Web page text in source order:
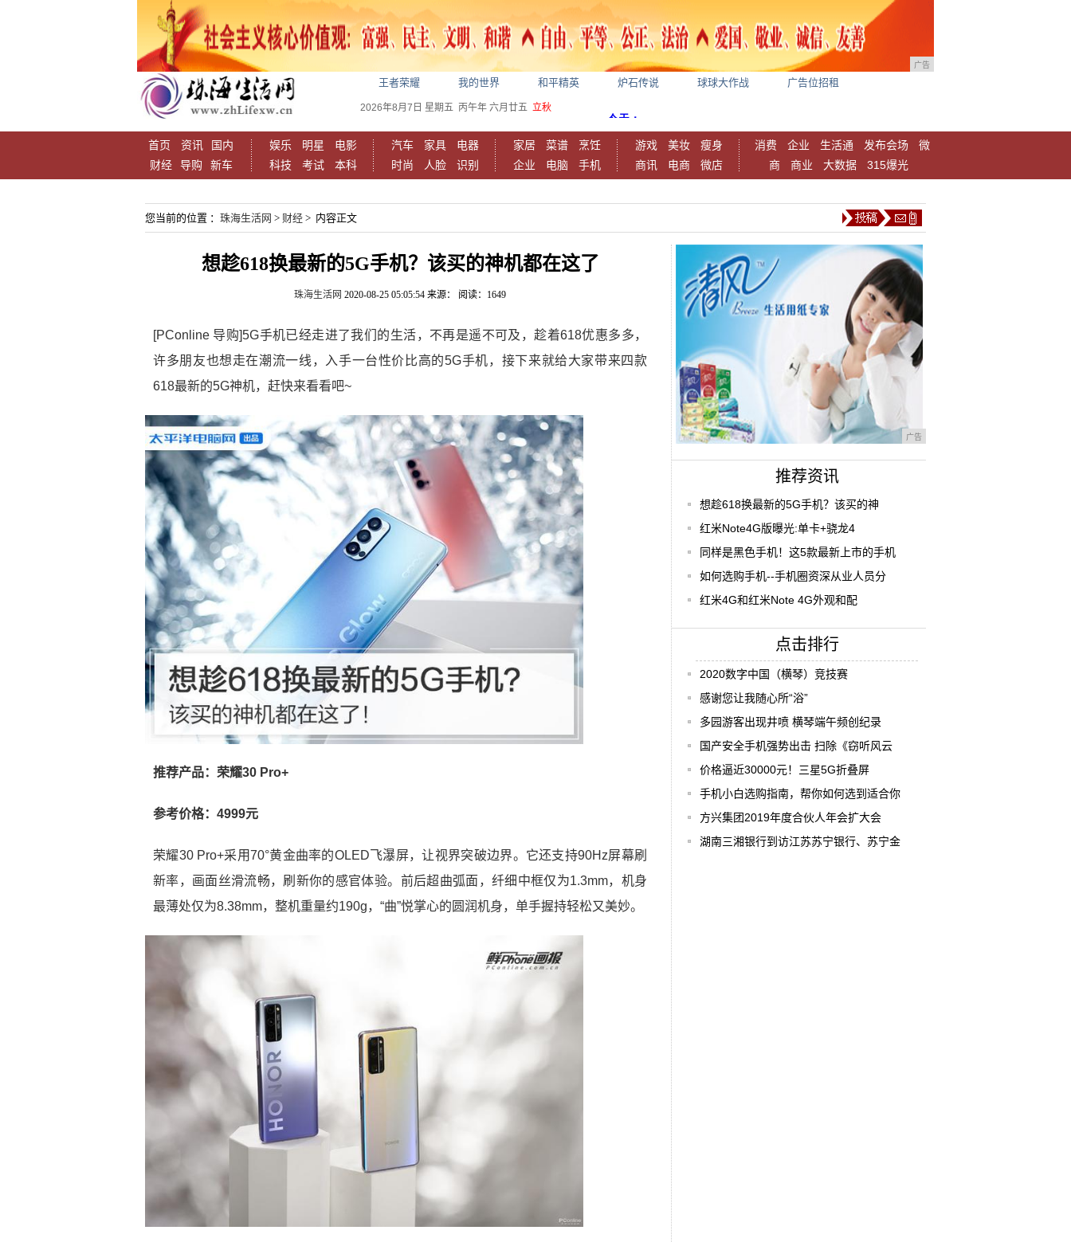
广告
王者荣耀 我的世界 和平精英 炉石传说 球球大作战 广告位招租
2026年8月7日 星期五 丙午年 六月廿五 立秋
首页 资讯
国内
财经
导购 新车
娱乐 明星
电影
科技
考试 本科
汽车 家具
电器
时尚
人脸 识别
家居 菜谱
烹饪
企业
电脑 手机
游戏 美妆
瘦身
商讯
电商 微店
消费 企业 生活通 发布会场
微
商
商业 大数据 315爆光
您当前的位置 ： 珠海生活网 > 财经 > 内容正文
想趁618换最新的5G手机？该买的神机都在这了
珠海生活网 2020-08-25 05:05:54 来源： 阅读：1649
[PConline 导购]5G手机已经走进了我们的生活，不再是遥不可及，趁着618优惠多多，
许多朋友也想走在潮流一线，入手一台性价比高的5G手机，接下来就给大家带来四款
618最新的5G神机，赶快来看看吧~
推荐产品：荣耀30 Pro+
参考价格：4999元
荣耀30 Pro+采用70°黄金曲率的OLED飞瀑屏，让视界突破边界。它还支持90Hz屏幕刷
新率，画面丝滑流畅，刷新你的感官体验。前后超曲弧面，纤细中框仅为1.3mm，机身
最薄处仅为8.38mm，整机重量约190g，“曲”悦掌心的圆润机身，单手握持轻松又美妙。
广告
推荐资讯
想趁618换最新的5G手机？该买的神
红米Note4G版曝光:单卡+骁龙4
同样是黑色手机！这5款最新上市的手机
如何选购手机--手机圈资深从业人员分
红米4G和红米Note 4G外观和配
点击排行
2020数字中国（横琴）竞技赛
感谢您让我随心所“浴”
多园游客出现井喷 横琴端午频创纪录
国产安全手机强势出击 扫除《窃听风云
价格逼近30000元！三星5G折叠屏
手机小白选购指南，帮你如何选到适合你
方兴集团2019年度合伙人年会扩大会
湖南三湘银行到访江苏苏宁银行、苏宁金